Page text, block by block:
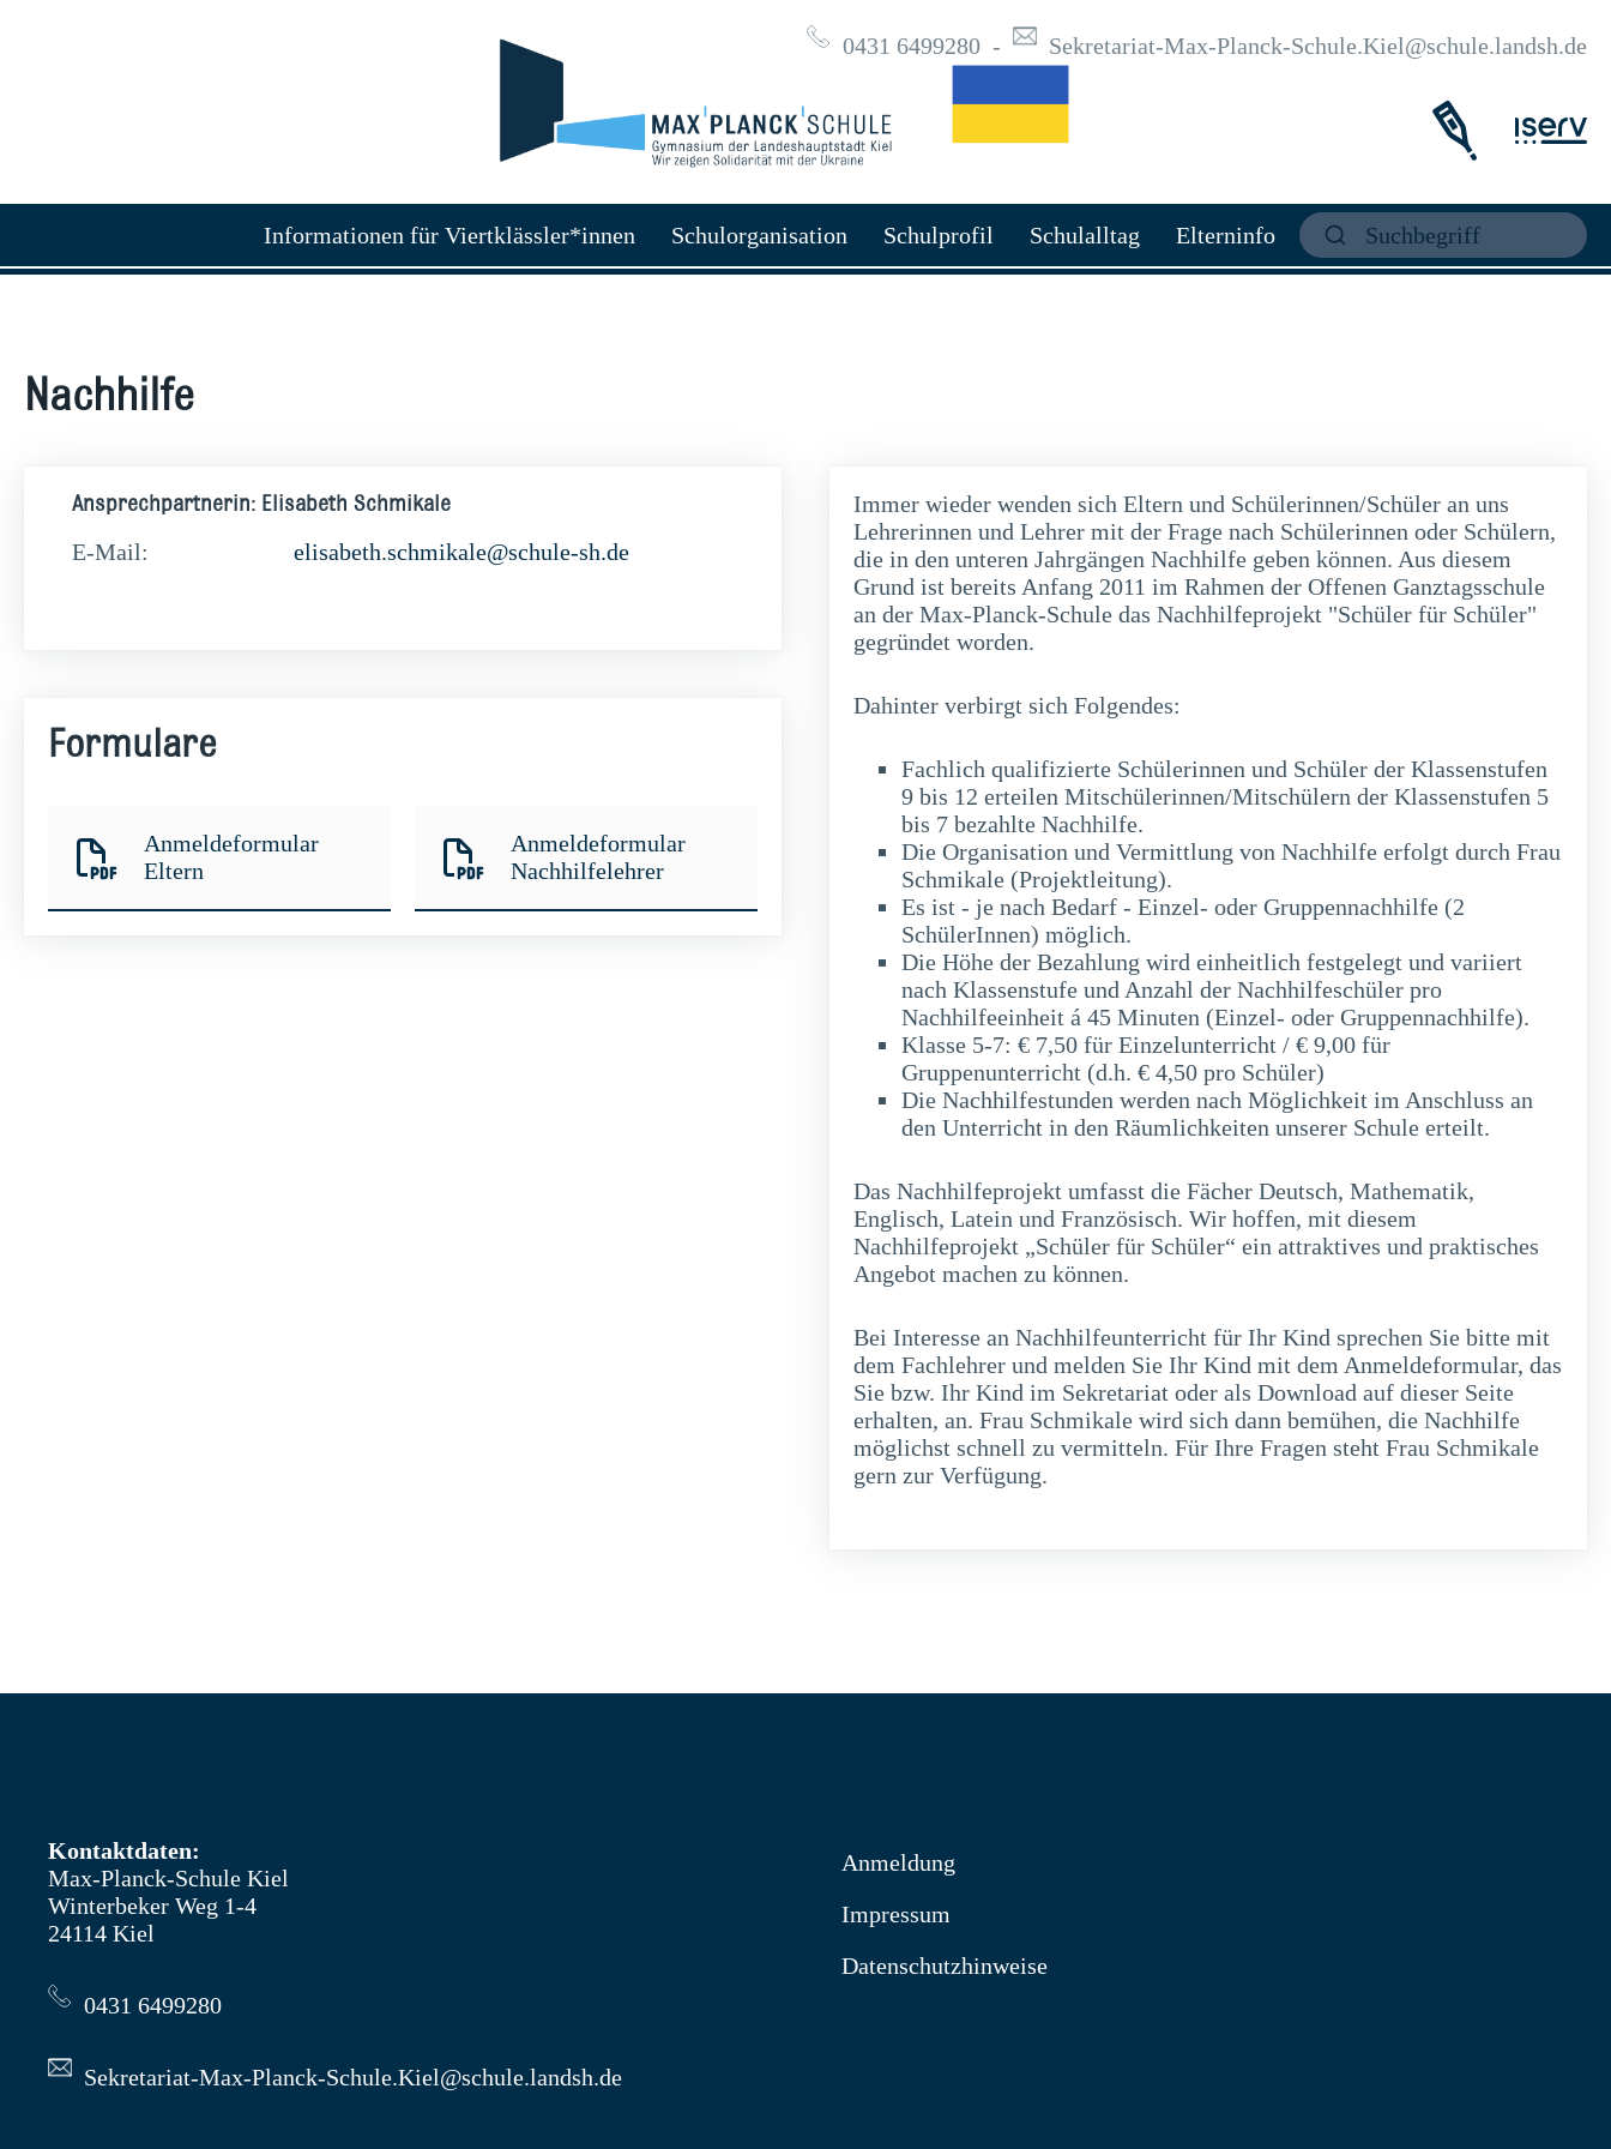
0431 6499280 - Sekretariat-Max-Planck-Schule.Kiel@schule.landsh.de
Informationen für Viertklässler*innen Schulorganisation Schulprofil Schulalltag Elterninfo
Nachhilfe
Ansprechpartnerin: Elisabeth Schmikale
E-Mail: elisabeth.schmikale@schule-sh.de
Formulare
Anmeldeformular
Eltern
Anmeldeformular
Nachhilfelehrer
Immer wieder wenden sich Eltern und Schülerinnen/Schüler an uns
Lehrerinnen und Lehrer mit der Frage nach Schülerinnen oder Schülern,
die in den unteren Jahrgängen Nachhilfe geben können. Aus diesem
Grund ist bereits Anfang 2011 im Rahmen der Offenen Ganztagsschule
an der Max-Planck-Schule das Nachhilfeprojekt "Schüler für Schüler"
gegründet worden.
Dahinter verbirgt sich Folgendes:
Fachlich qualifizierte Schülerinnen und Schüler der Klassenstufen
9 bis 12 erteilen Mitschülerinnen/Mitschülern der Klassenstufen 5
bis 7 bezahlte Nachhilfe.
Die Organisation und Vermittlung von Nachhilfe erfolgt durch Frau
Schmikale (Projektleitung).
Es ist - je nach Bedarf - Einzel- oder Gruppennachhilfe (2
SchülerInnen) möglich.
Die Höhe der Bezahlung wird einheitlich festgelegt und variiert
nach Klassenstufe und Anzahl der Nachhilfeschüler pro
Nachhilfeeinheit á 45 Minuten (Einzel- oder Gruppennachhilfe).
Klasse 5-7: € 7,50 für Einzelunterricht / € 9,00 für
Gruppenunterricht (d.h. € 4,50 pro Schüler)
Die Nachhilfestunden werden nach Möglichkeit im Anschluss an
den Unterricht in den Räumlichkeiten unserer Schule erteilt.
Das Nachhilfeprojekt umfasst die Fächer Deutsch, Mathematik,
Englisch, Latein und Französisch. Wir hoffen, mit diesem
Nachhilfeprojekt „Schüler für Schüler“ ein attraktives und praktisches
Angebot machen zu können.
Bei Interesse an Nachhilfeunterricht für Ihr Kind sprechen Sie bitte mit
dem Fachlehrer und melden Sie Ihr Kind mit dem Anmeldeformular, das
Sie bzw. Ihr Kind im Sekretariat oder als Download auf dieser Seite
erhalten, an. Frau Schmikale wird sich dann bemühen, die Nachhilfe
möglichst schnell zu vermitteln. Für Ihre Fragen steht Frau Schmikale
gern zur Verfügung.
Kontaktdaten:
Max-Planck-Schule Kiel
Winterbeker Weg 1-4
24114 Kiel
0431 6499280
Sekretariat-Max-Planck-Schule.Kiel@schule.landsh.de
Anmeldung
Impressum
Datenschutzhinweise